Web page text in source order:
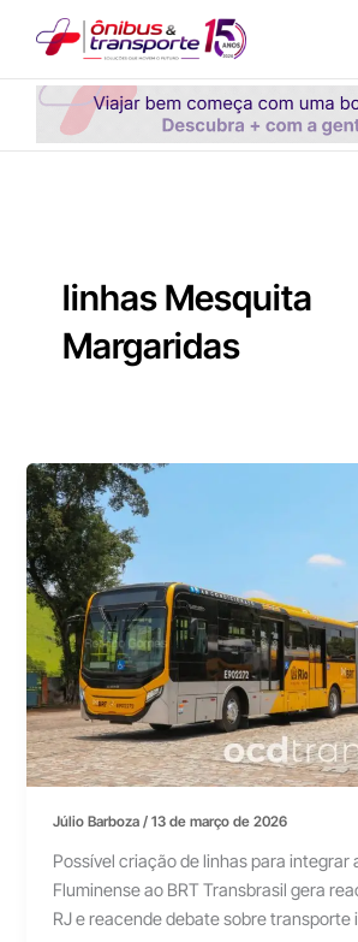
conteúdo
linhas Mesquita
Margaridas
Júlio Barboza/13 de março de 2026
Possível criação de linhas para integrar
Fluminense ao BRT Transbrasil gera
RJ e reacende debate sobre transporte